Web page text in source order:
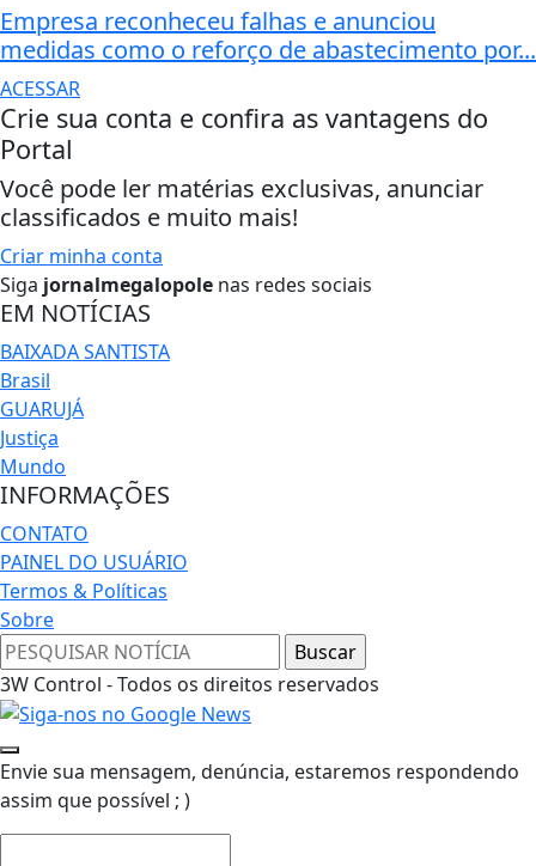
Empresa reconheceu falhas e anunciou
medidas como o reforço de abastecimento por...
ACESSAR
Crie sua conta e confira as vantagens do
Portal
Você pode ler matérias exclusivas, anunciar
classificados e muito mais!
Criar minha conta
Siga jornalmegalopole nas redes sociais
EM NOTÍCIAS
BAIXADA SANTISTA
Brasil
GUARUJÁ
Justiça
Mundo
INFORMAÇÕES
CONTATO
PAINEL DO USUÁRIO
Termos & Políticas
Sobre
3W Control - Todos os direitos reservados
Envie sua mensagem, denúncia, estaremos respondendo
assim que possível ; )